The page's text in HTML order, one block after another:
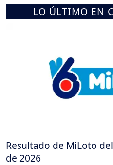
LO ÚLTIMO EN
Resultado de MiLoto
de 2026